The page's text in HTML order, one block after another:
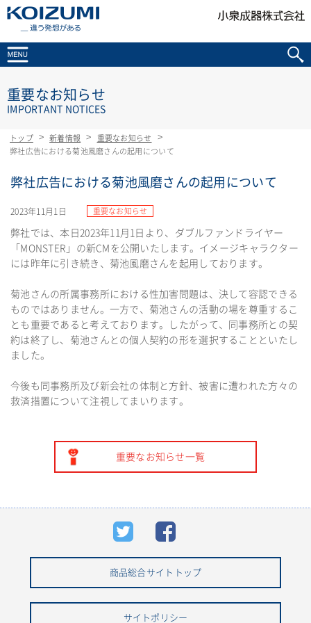
重要なお知らせ
IMPORTANT NOTICES
トップ 新着情報
重要なお知らせ
弊社広告における菊池風磨さんの起用について
弊社広告における菊池風磨さんの起用について
2023年11月1日 重要なお知らせ
弊社では、本日2023年11月1日より、ダブルファンドライヤー
「MONSTER」の新CMを公開いたします。イメージキャラクター
には昨年に引き続き、菊池風磨さんを起用しております。
菊池さんの所属事務所における性加害問題は、決して容認できる
ものではありません。一方で、菊池さんの活動の場を尊重するこ
とも重要であると考えております。したがって、同事務所との契
約は終了し、菊池さんとの個人契約の形を選択することといたし
ました。
今後も同事務所及び新会社の体制と方針、被害に遭われた方々の
救済措置について注視してまいります。
重要なお知らせ一覧
商品総合サイトトップ
サイトポリシー